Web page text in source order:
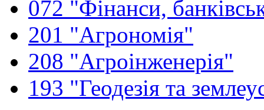
072 "Фінанси,
201 "Агрономія"
208 "Агроінженерія"
193 "Геодезія та